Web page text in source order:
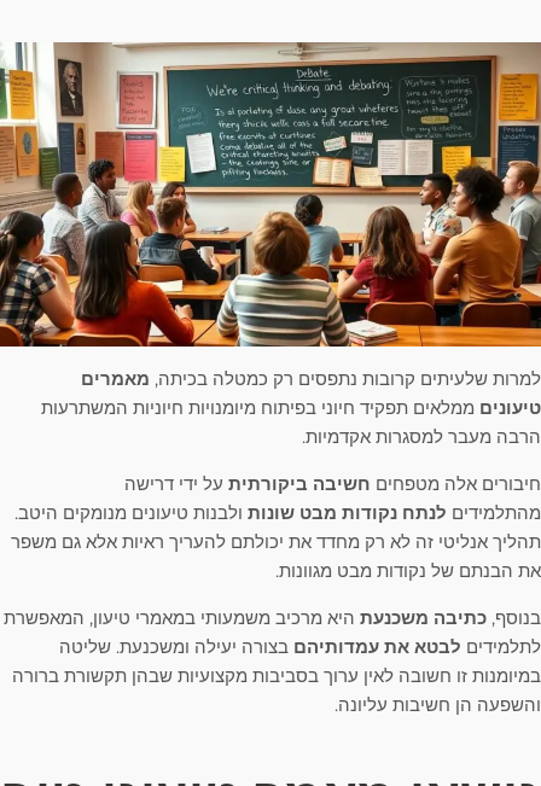
למרות שלעיתים קרובות נתפסים רק כמטלה בכיתה, מאמרים
טיעונים ממלאים תפקיד חיוני בפיתוח מיומנויות חיוניות המשתרעות
הרבה מעבר למסגרות אקדמיות.
חיבורים אלה מטפחים חשיבה ביקורתית על ידי דרישה
מהתלמידים לנתח נקודות מבט שונות ולבנות טיעונים מנומקים היטב.
תהליך אנליטי זה לא רק מחדד את יכולתם להעריך ראיות אלא גם משפר
את הבנתם של נקודות מבט מגוונות.
בנוסף, כתיבה משכנעת היא מרכיב משמעותי במאמרי טיעון, המאפשרת
לתלמידים לבטא את עמדותיהם בצורה יעילה ומשכנעת. שליטה
במיומנות זו חשובה לאין ערוך בסביבות מקצועיות שבהן תקשורת ברורה
והשפעה הן חשיבות עליונה.